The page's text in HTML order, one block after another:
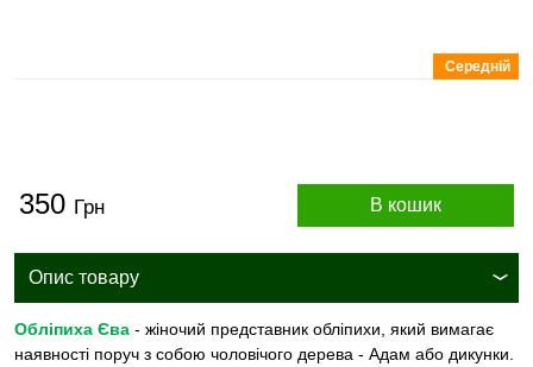
Середній
350 Грн В кошик
Опис товару
Обліпиха Єва - жіночий представник обліпихи, який вимагає
наявності поруч з собою чоловічого дерева - Адам або дикунки.